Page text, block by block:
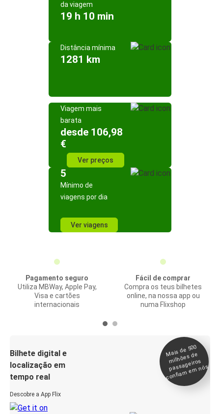
da viagem
19 h 10 min
Distância mínima
1281 km
Viagem mais
barata
desde 106,98
€
Ver preços
5
Mínimo de
viagens por dia
Ver viagens
Pagamento seguro
Utiliza MBWay, Apple Pay,
Visa e cartões
internacionais
Fácil de comprar
Compra os teus bilhetes
online, na nossa app ou
numa Flixshop
Bilhete digital e
localização em
tempo real
Descobre a App Flix
Mais de 500
milhões de
passageiros
confia
m e
m nós